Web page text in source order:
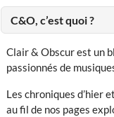
C&O, c’est quoi ?
Clair & Obscur est un
passionnés de
Les chroniques d’hier
au fil de nos pages